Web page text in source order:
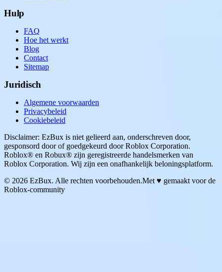
Hulp
FAQ
Hoe het werkt
Blog
Contact
Sitemap
Juridisch
Algemene voorwaarden
Privacybeleid
Cookiebeleid
Disclaimer: EzBux is niet gelieerd aan, onderschreven door,
gesponsord door of goedgekeurd door Roblox Corporation.
Roblox® en Robux® zijn geregistreerde handelsmerken van
Roblox Corporation. Wij zijn een onafhankelijk beloningsplatform.
© 2026 EzBux. Alle rechten voorbehouden.Met ♥ gemaakt voor de
Roblox-community